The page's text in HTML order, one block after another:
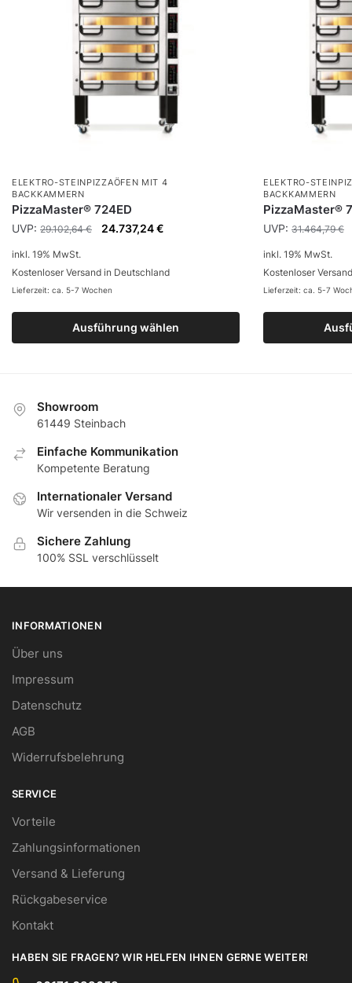
ELEKTRO-STEINPIZZAÖFEN MIT 4
BACKKAMMERN
PizzaMaster® 724ED
UVP: 29.102,64€ 24.737,24€
Ausführung wählen
inkl. 19% MwSt.
Kostenloser Versand in Deutschland
Lieferzeit: ca. 5-7 Wochen
ELEKTRO-
BACKKAMMERN
PizzaMaster®
UVP: 31.464,79€
inkl. 19% MwSt.
Kostenloser
Lieferzeit: ca. 5-7
Showroom
61449 Steinbach
Еinfache Kommunikation
Кompetente Beratung
Internationaler Versand
Wir versenden in die Schweiz
Sichere Zahlung
100% SSL verschlüsselt
INFORMATIONEN
Über uns
Impressum
Datenschutz
AGB
Widerrufsbelehrung
SERVICE
Vorteile
Zahlungsinformationen
Versand & Lieferung
Rückgabeservice
Kontakt
HABEN SIE FRAGEN? WIR HELFEN IHNEN GERNE WEITER!